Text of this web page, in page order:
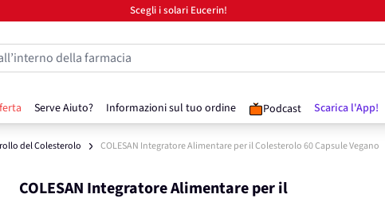
Scegli i solari Eucerin!
Serve Aiuto? Informazioni sul tuo ordine Podcast Scarica l'App!
della farmacia
del Colesterolo COLESAN Integratore Alimentare per il Colesterolo 60 Capsule Vegano
COLESAN Integratore Alimentare per il